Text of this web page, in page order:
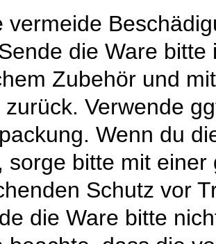
vermeide
die Ware
Zubehör und
zurück. Verwende
Wenn du
sorge bitte mit
Schutz vor
die Ware bitte